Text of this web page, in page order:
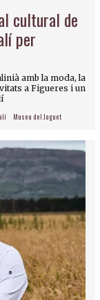
cultural de
per
amb la moda, la
a Figueres i un
Museu del Joguet